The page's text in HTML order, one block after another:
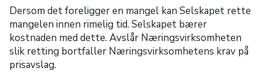
Dersom det foreligger en mangel kan Selskapet rette
mangelen innen rimelig tid. Selskapet bærer
kostnaden med dette. Avslår Næringsvirksomheten
slik retting bortfaller Næringsvirksomhetens krav på
prisavslag.